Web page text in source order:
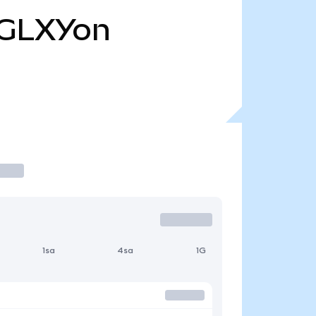
1sa 4sa 1G